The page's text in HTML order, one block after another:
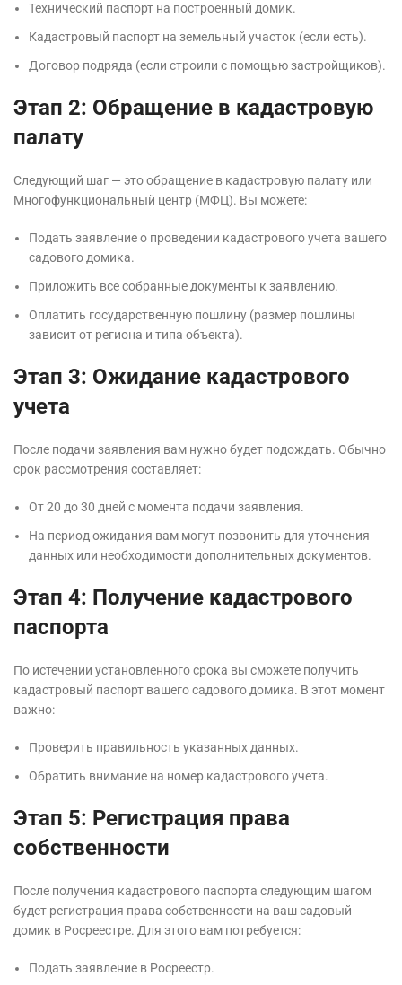
Технический паспорт на построенный домик.
Кадастровый паспорт на земельный участок (если есть).
Договор подряда (если строили с помощью застройщиков).
Этап 2: Обращение в кадастровую
палату
Следующий шаг — это обращение в кадастровую палату или
Многофункциональный центр (МФЦ). Вы можете:
Подать заявление о проведении кадастрового учета вашего
садового домика.
Приложить все собранные документы к заявлению.
Оплатить государственную пошлину (размер пошлины
зависит от региона и типа объекта).
Этап 3: Ожидание кадастрового
учета
После подачи заявления вам нужно будет подождать. Обычно
срок рассмотрения составляет:
От 20 до 30 дней с момента подачи заявления.
На период ожидания вам могут позвонить для уточнения
данных или необходимости дополнительных документов.
Этап 4: Получение кадастрового
паспорта
По истечении установленного срока вы сможете получить
кадастровый паспорт вашего садового домика. В этот момент
важно:
Проверить правильность указанных данных.
Обратить внимание на номер кадастрового учета.
Этап 5: Регистрация права
собственности
После получения кадастрового паспорта следующим шагом
будет регистрация права собственности на ваш садовый
домик в Росреестре. Для этого вам потребуется:
Подать заявление в Росреестр.